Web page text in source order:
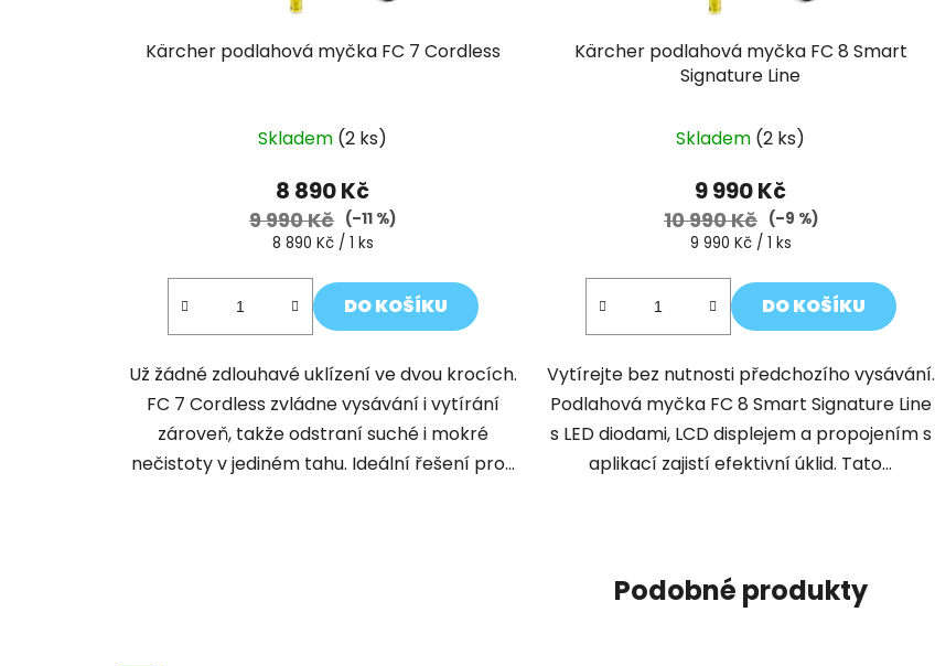
Kärcher podlahová myčka FC 7 Cordless
Skladem (2 ks)
8 890 Kč
9 990 Kč (–11 %)
Měrná
8 890 Kč / 1 ks
DO KOŠÍKU
Už žádné zdlouhavé uklízení ve dvou krocích.
FC 7 Cordless zvládne vysávání i vytírání
zároveň, takže odstraní suché i mokré
nečistoty v jediném tahu. Ideální řešení pro...
Kärcher podlahová myčka FC 8 Smart
Signature Line
Skladem (2 ks)
9 990 Kč
10 990 Kč (–9 %)
Měrná
9 990 Kč / 1 ks
DO KOŠÍKU
Vytírejte bez nutnosti předchozího vysávání.
Podlahová myčka FC 8 Smart Signature Line
s LED diodami, LCD displejem a propojením s
aplikací zajistí efektivní úklid. Tato...
Podobné produkty